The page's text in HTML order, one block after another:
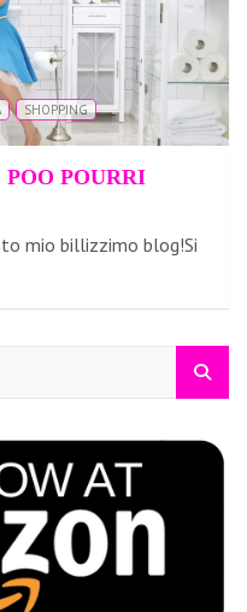
SHOPPING
POO POURRI
mio billizzimo blog!Si